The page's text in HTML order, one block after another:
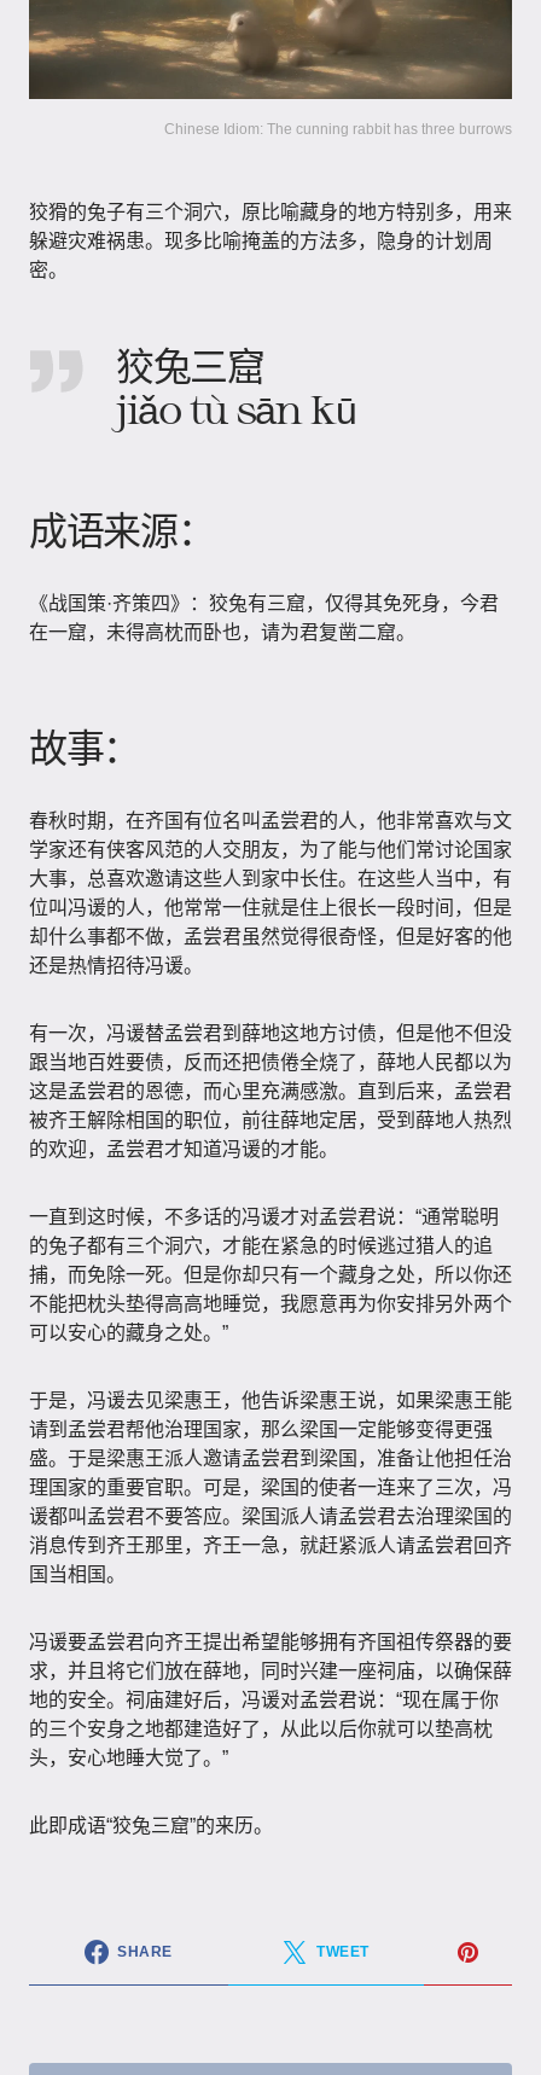
Chinese Idiom: The cunning rabbit has three burrows
狡猾的兔子有三个洞穴，原比喻藏身的地方特别多，用来
躲避灾难祸患。现多比喻掩盖的方法多，隐身的计划周
密。
狡兔三窟
jiǎo tù sān kū
成语来源：
《战国策·齐策四》：狡兔有三窟，仅得其免死身，今君
在一窟，未得高枕而卧也，请为君复凿二窟。
故事：
春秋时期，在齐国有位名叫孟尝君的人，他非常喜欢与文
学家还有侠客风范的人交朋友，为了能与他们常讨论国家
大事，总喜欢邀请这些人到家中长住。在这些人当中，有
位叫冯谖的人，他常常一住就是住上很长一段时间，但是
却什么事都不做，孟尝君虽然觉得很奇怪，但是好客的他
还是热情招待冯谖。
有一次，冯谖替孟尝君到薛地这地方讨债，但是他不但没
跟当地百姓要债，反而还把债倦全烧了，薛地人民都以为
这是孟尝君的恩德，而心里充满感激。直到后来，孟尝君
被齐王解除相国的职位，前往薛地定居，受到薛地人热烈
的欢迎，孟尝君才知道冯谖的才能。
一直到这时候，不多话的冯谖才对孟尝君说：“通常聪明
的兔子都有三个洞穴，才能在紧急的时候逃过猎人的追
捕，而免除一死。但是你却只有一个藏身之处，所以你还
不能把枕头垫得高高地睡觉，我愿意再为你安排另外两个
可以安心的藏身之处。”
于是，冯谖去见梁惠王，他告诉梁惠王说，如果梁惠王能
请到孟尝君帮他治理国家，那么梁国一定能够变得更强
盛。于是梁惠王派人邀请孟尝君到梁国，准备让他担任治
理国家的重要官职。可是，梁国的使者一连来了三次，冯
谖都叫孟尝君不要答应。梁国派人请孟尝君去治理梁国的
消息传到齐王那里，齐王一急，就赶紧派人请孟尝君回齐
国当相国。
冯谖要孟尝君向齐王提出希望能够拥有齐国祖传祭器的要
求，并且将它们放在薛地，同时兴建一座祠庙，以确保薛
地的安全。祠庙建好后，冯谖对孟尝君说：“现在属于你
的三个安身之地都建造好了，从此以后你就可以垫高枕
头，安心地睡大觉了。”
此即成语“狡兔三窟”的来历。
SHARE TWEET